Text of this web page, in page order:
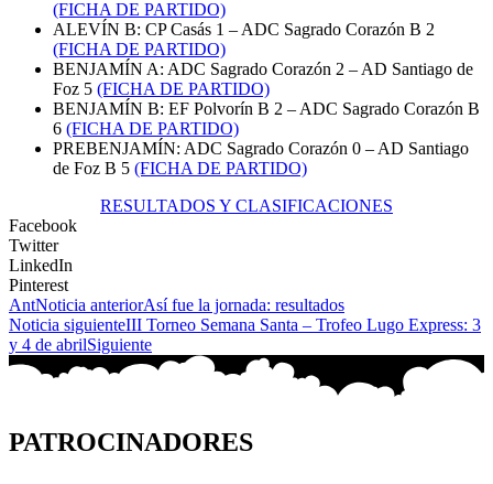
(FICHA DE PARTIDO)
ALEVÍN B: CP Casás 1 – ADC Sagrado Corazón B 2
(FICHA DE PARTIDO)
BENJAMÍN A: ADC Sagrado Corazón 2 – AD Santiago de
Foz 5 (FICHA DE PARTIDO)
BENJAMÍN B: EF Polvorín B 2 – ADC Sagrado Corazón B
6 (FICHA DE PARTIDO)
PREBENJAMÍN: ADC Sagrado Corazón 0 – AD Santiago
de Foz B 5 (FICHA DE PARTIDO)
RESULTADOS Y CLASIFICACIONES
Facebook
Twitter
LinkedIn
Pinterest
AntNoticia anteriorAsí fue la jornada: resultados
Noticia siguienteIII Torneo Semana Santa – Trofeo Lugo Express: 3
y 4 de abrilSiguiente
PATROCINADORES